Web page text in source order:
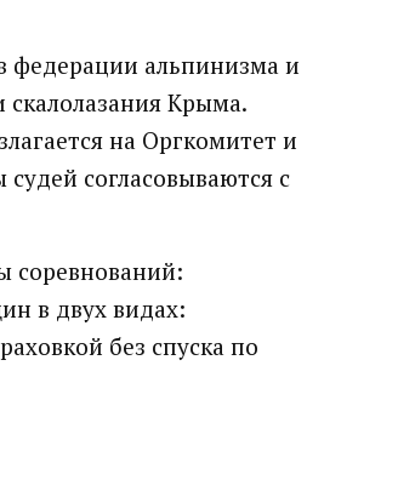
федерации альпинизма и
Крыма.
на Оргкомитет и
согласовываются с
соревнований:
в двух видах:
без спуска по